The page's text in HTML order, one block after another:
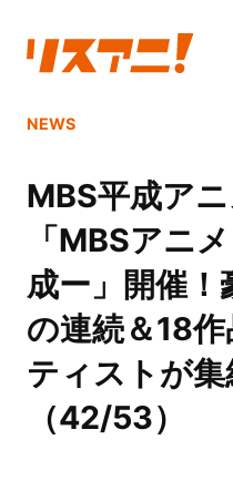
NEWS
MBS平成ア
「MBSアニ
成ー」開催
の連続＆18
ティストが
（42/53）